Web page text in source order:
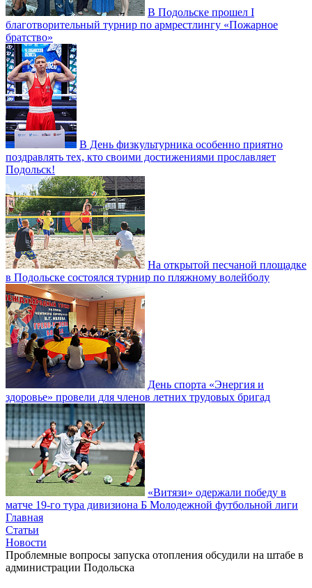
В Подольске прошел I
благотворительный турнир по армрестлингу «Пожарное
братство»
В День физкультурника особенно приятно
поздравлять тех, кто своими достижениями прославляет
Подольск!
На открытой песчаной площадке
в Подольске состоялся турнир по пляжному волейболу
День спорта «Энергия и
здоровье» провели для членов летних трудовых бригад
«Витязи» одержали победу в
матче 19-го тура дивизиона Б Молодежной футбольной лиги
Главная
Статьи
Новости
Проблемные вопросы запуска отопления обсудили на штабе в
администрации Подольска